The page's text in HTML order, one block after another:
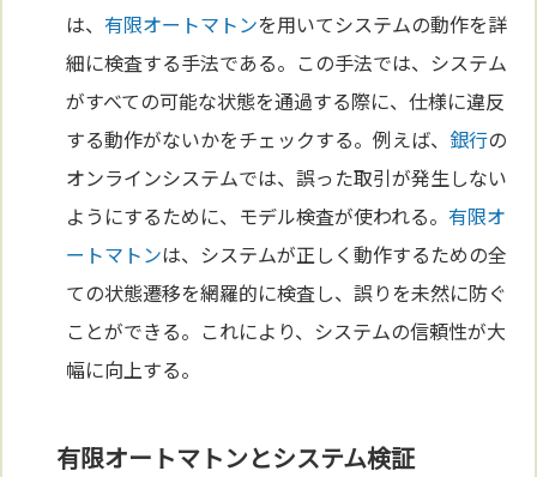
は、 有限オートマトンを用いてシステムの動作を詳
細に検査する手法である。この手法では、システム
がすべての可能な状態を通過する際に、仕様に違反
する動作がないかをチェックする。例えば、 銀行の
オンラインシステムでは、誤った取引が発生しない
ようにするために、モデル検査が使われる。 有限オ
ートマトンは、システムが正しく動作するための全
ての状態遷移を網羅的に検査し、誤りを未然に防ぐ
ことができる。これにより、システムの信頼性が大
幅に向上する。
有限オートマトンとシステム検証